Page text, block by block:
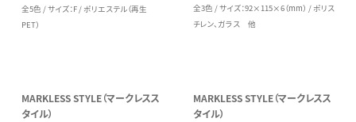
全5色 / サイズ：F / ポリエステル（再生
PET）
全3色 / サイズ：92×115×6（mm） / ポリス
チレン、ガラス 他
MARKLESS STYLE（マークレスス
タイル）
MARKLESS STYLE（マークレスス
タイル）